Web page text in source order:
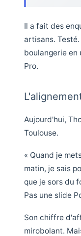
Il a fait des
artisans. Testé.
boulangerie en
Pro.
Aujourd'hui,
Toulouse.
« Quand je
matin, je sais
que je sors du
Pas une slide
Son chiffre
mirobolant.